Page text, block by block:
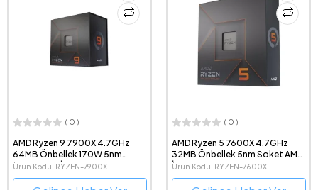
( 0 )
AMD Ryzen 9 7900X 4.7GHz
64MB Önbellek 170W 5nm
Soket AM5 İşlemci
Ürün Kodu: RYZEN-7900X
( 0 )
AMD Ryzen 5 7600X 4.7GHz
32MB Önbellek 5nm Soket AM5
İşlemci
Ürün Kodu: RYZEN-7600X